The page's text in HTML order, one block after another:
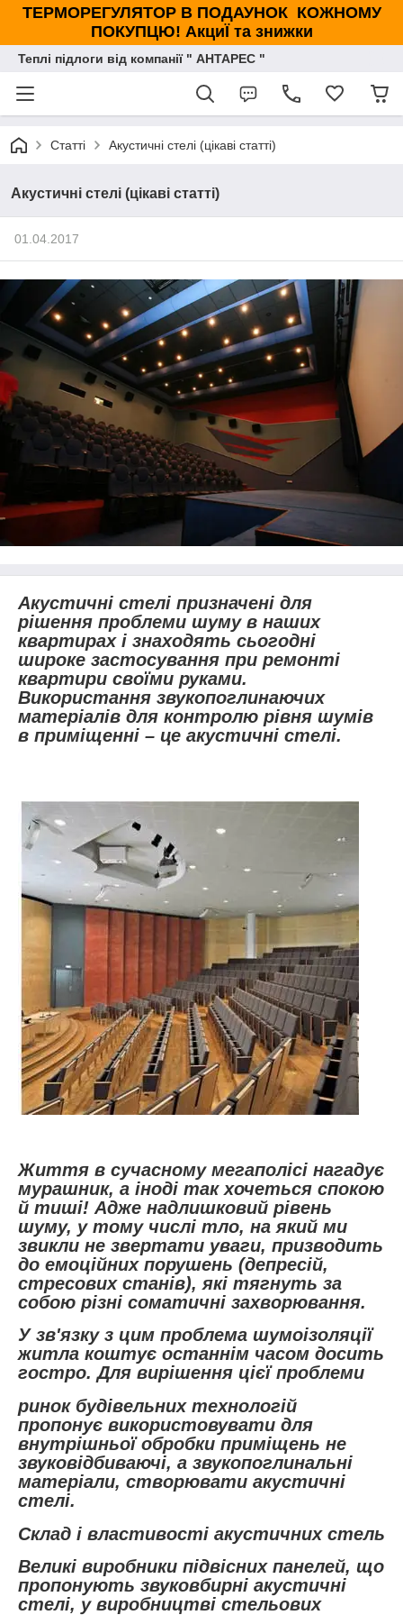
ТЕРМОРЕГУЛЯТОР В ПОДАУНОК КОЖНОМУ
ПОКУПЦЮ! АкциЇ та знижки
Теплі підлоги від компанії " АНТАРЕС "
Статті Акустичні стелі (цікаві статті)
Акустичні стелі (цікаві статті)
01.04.2017
Акустичні стелі призначені для
рішення проблеми шуму в наших
квартирах і знаходять сьогодні
широке застосування при ремонті
квартири своїми руками.
Використання звукопоглинаючих
матеріалів для контролю рівня шумів
в приміщенні – це акустичні стелі.
Життя в сучасному мегаполісі нагадує
мурашник, а іноді так хочеться спокою
й тиші! Адже надлишковий рівень
шуму, у тому числі тло, на який ми
звикли не звертати уваги, призводить
до емоційних порушень (депресій,
стресових станів), які тягнуть за
собою різні соматичні захворювання.
У зв'язку з цим проблема шумоізоляції
житла коштує останнім часом досить
гостро. Для вирішення цієї проблеми
ринок будівельних технологій
пропонує використовувати для
внутрішньої обробки приміщень не
звуковідбиваючі, а звукопоглинальні
матеріали, створювати акустичні
стелі.
Склад і властивості акустичних стель
Великі виробники підвісних панелей, що
пропонують звуковбирні акустичні
стелі, у виробництві стельових